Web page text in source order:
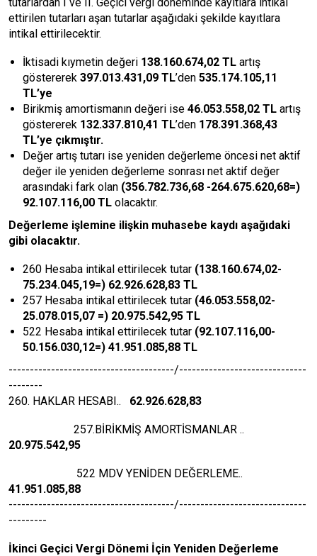
ettirilen tutarları aşan tutarlar aşağıdaki şekilde kayıtlara
intikal ettirilecektir.
İktisadi kıymetin değeri 138.160.674,02 TL artış
göstererek 397.013.431,09 TL’den 535.174.105,11
TL’ye
Birikmiş amortismanın değeri ise 46.053.558,02 TL artış
göstererek 132.337.810,41 TL’den 178.391.368,43
TL’ye çıkmıştır.
Değer artış tutarı ise yeniden değerleme öncesi net aktif
değer ile yeniden değerleme sonrası net aktif değer
arasındaki fark olan (356.782.736,68 -264.675.620,68=)
92.107.116,00 TL olacaktır.
Değerleme işlemine ilişkin muhasebe kaydı aşağıdaki
gibi olacaktır.
260 Hesaba intikal ettirilecek tutar (138.160.674,02-
75.234.045,19=) 62.926.628,83 TL
257 Hesaba intikal ettirilecek tutar (46.053.558,02-
25.078.015,07 =) 20.975.542,95 TL
522 Hesaba intikal ettirilecek tutar (92.107.116,00-
50.156.030,12=) 41.951.085,88 TL
---------------------------------------/------------------------------
--------
260. HAKLAR HESABI.. 62.926.628,83
257.BİRİKMİŞ AMORTİSMANLAR ..
20.975.542,95
522 MDV YENİDEN DEĞERLEME..
41.951.085,88
---------------------------------------/------------------------------
---------
İkinci Geçici Vergi Dönemi İçin Yeniden Değerleme